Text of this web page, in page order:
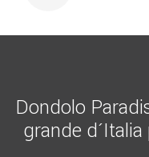
Dondolo
grande